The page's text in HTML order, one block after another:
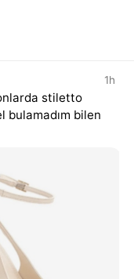
1h
stiletto
bulamadım bilen